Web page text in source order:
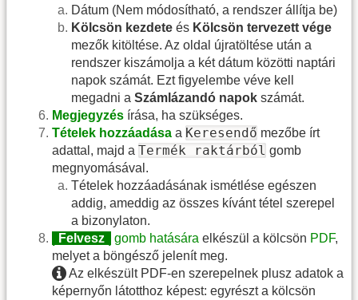
Dátum (Nem módosítható, a rendszer állítja be)
Kölcsön kezdete és Kölcsön tervezett vége
mezők kitöltése. Az oldal újratöltése után a
rendszer kiszámolja a két dátum közötti naptári
napok számát. Ezt figyelembe véve kell
megadni a Számlázandó napok számát.
Megjegyzés írása, ha szükséges.
Tételek hozzáadása a Keresendő mezőbe írt
adattal, majd a Termék raktárból gomb
megnyomásával.
Tételek hozzáadásának ismétlése egészen
addig, ameddig az összes kívánt tétel szerepel
a bizonylaton.
Felvesz gomb hatására elkészül a kölcsön PDF,
melyet a böngésző jelenít meg.
Az elkészült PDF-en szerepelnek plusz adatok a
képernyőn látotthoz képest: egyrészt a kölcsön